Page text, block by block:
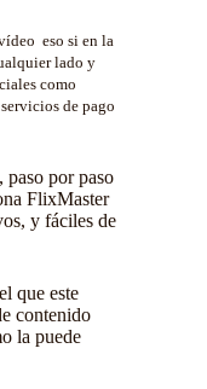
eso si en la
lado y
como
de pago
, paso por paso
FlixMaster
y fáciles de
que este
contenido
la puede